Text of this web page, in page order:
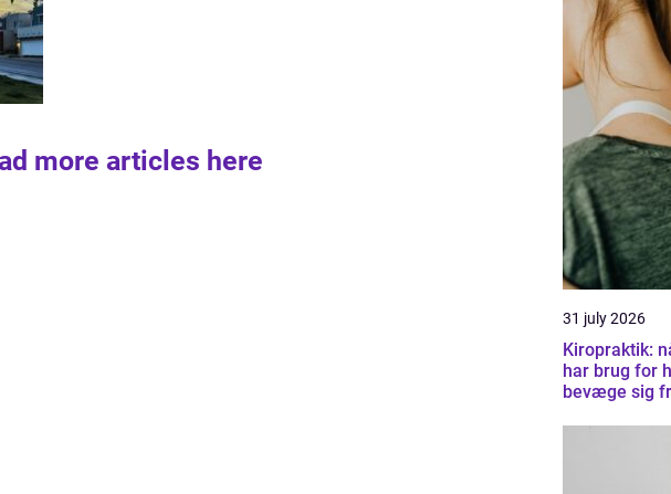
more articles here
31 july 2026
Kiropraktik:
har brug for
bevæge sig